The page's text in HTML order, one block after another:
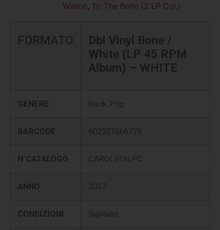
Wilson, To The Bone (2 LP Col.)
FORMATO
Dbl Vinyl Bone /
White (LP 45 RPM
Album) – WHITE
GENERE Rock, Pop
BARCODE 602557666779
N°CATALOGO CAROL016LPC
ANNO 2017
CONDIZIONI Sigillato